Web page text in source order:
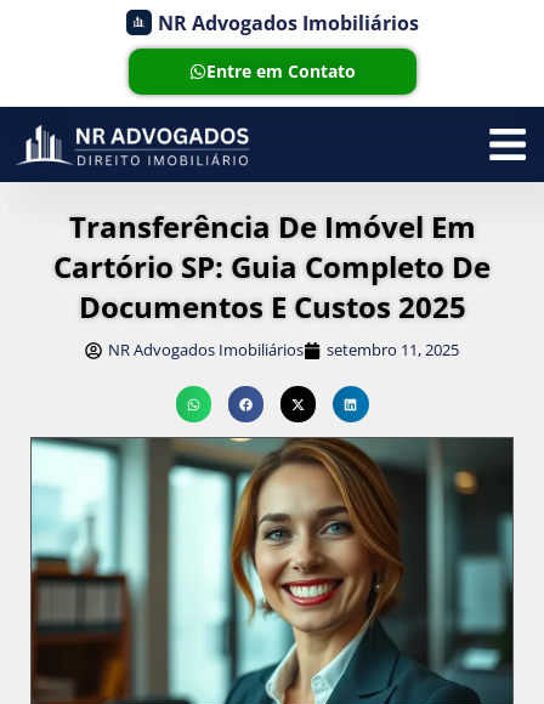
NR Advogados Imobiliários
Entre em Contato
Transferência De Imóvel Em
Cartório SP: Guia Completo De
Documentos E Custos 2025
NR Advogados Imobiliários setembro 11, 2025